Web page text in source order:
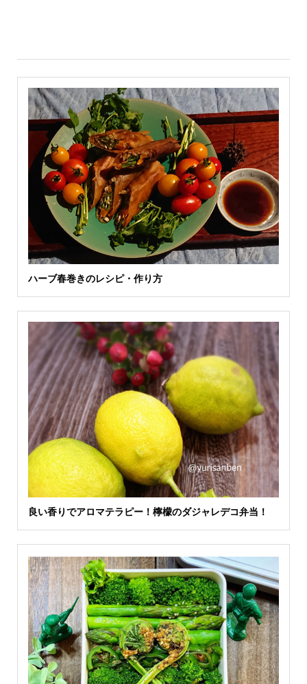
ハーブ春巻きのレシピ・作り方
良い香りでアロマテラピー！檸檬のダジャレデコ弁当！